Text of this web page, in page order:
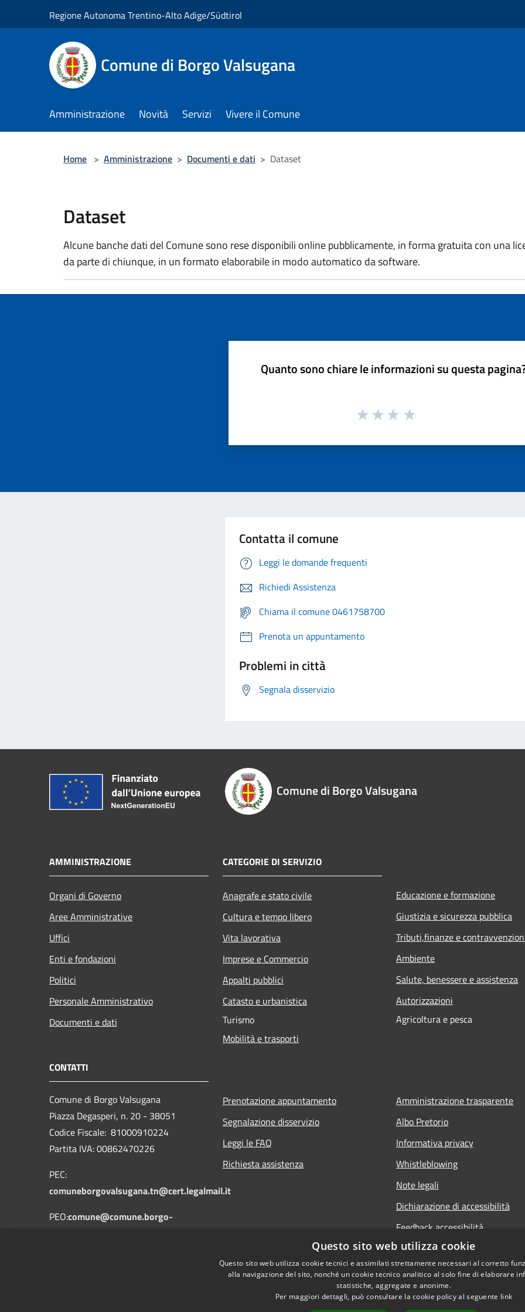
Regione Autonoma Trentino-Alto Adige/Südtirol
Comune di Borgo Valsugana
Amministrazione Novità Servizi Vivere il Comune
Home > Amministrazione > Documenti e dati > Dataset
Dataset
Alcune banche dati del Comune sono rese disponibili online pubblicamente, in forma gratuita con una
da parte di chiunque, in un formato elaborabile in modo automatico da software.
Quanto sono chiare le informazioni su questa
Contatta il comune
Leggi le domande frequenti
Richiedi Assistenza
Chiama il comune 0461758700
Prenota un appuntamento
Problemi in città
Segnala disservizio
Comune di Borgo Valsugana
AMMINISTRAZIONE
Organi di Governo
Aree Amministrative
Uffici
Enti e fondazioni
Politici
Personale Amministrativo
Documenti e dati
CATEGORIE DI SERVIZIO
Anagrafe e stato civile
Cultura e tempo libero
Vita lavorativa
Imprese e Commercio
Appalti pubblici
Catasto e urbanistica
Turismo
Mobilità e trasporti
Educazione e formazione
Giustizia e sicurezza pubblica
Tributi,finanze e
Ambiente
Salute, benessere e assistenza
Autorizzazioni
Agricoltura e pesca
CONTATTI
Comune di Borgo Valsugana
Piazza Degasperi, n. 20 - 38051
Codice Fiscale: 81000910224
Partita IVA: 00862470226
PEC:
comuneborgovalsugana.tn@cert.legalmail.it
PEO:comune@comune.borgo-
Prenotazione appuntamento
Segnalazione disservizio
Leggi le FAQ
Richiesta assistenza
Amministrazione trasparente
Albo Pretorio
Informativa privacy
Whistleblowing
Note legali
Dichiarazione di accessibilità
Feedback accessibilità
Questo sito web utilizza cookie
Questo sito web utilizza cookie tecnici e assimilati strettamente necessari al corretto
alla navigazione del sito, nonché un cookie tecnico analitico al solo fine di elaborare
statistiche, aggregate e anonime.
Per maggiori dettagli, può consultare la cookie policy al seguente link